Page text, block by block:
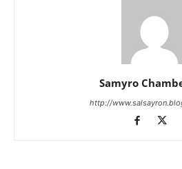
Samyro
http://